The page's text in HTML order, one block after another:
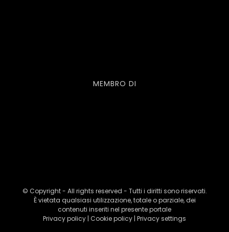
MEMBRO DI
© Copyright - All rights reserved - Tutti i diritti sono riservati.
È vietata qualsiasi utilizzazione, totale o parziale, dei
contenuti inseriti nel presente portale
Privacy policy | Cookie policy | Privacy settings